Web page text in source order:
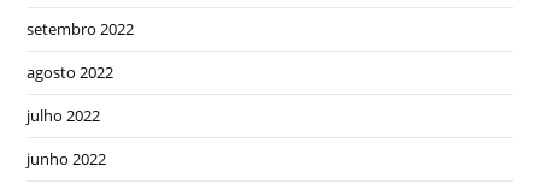
setembro 2022
agosto 2022
julho 2022
junho 2022